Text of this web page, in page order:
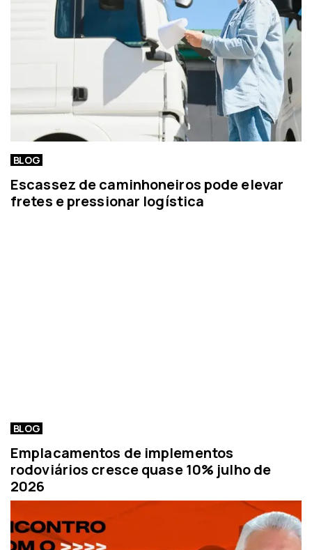
BLOG
Escassez de caminhoneiros pode elevar
fretes e pressionar logística
BLOG
Emplacamentos de implementos
rodoviários cresce quase 10% julho de
2026